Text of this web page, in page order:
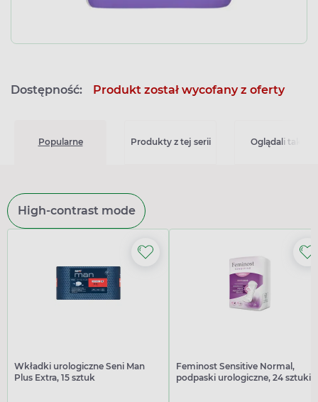
Dostępność: Produkt został wycofany z oferty
Popularne Produkty z tej serii Oglądali także
High-contrast mode
Wkładki urologiczne Seni Man
Plus Extra, 15 sztuk
Feminost Sensitive Normal,
podpaski urologiczne, 24 sztuki